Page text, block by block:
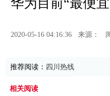
华为目前“最便
2020-05-16 04:16:36 来源：
推荐阅读： 四川热线
相关阅读